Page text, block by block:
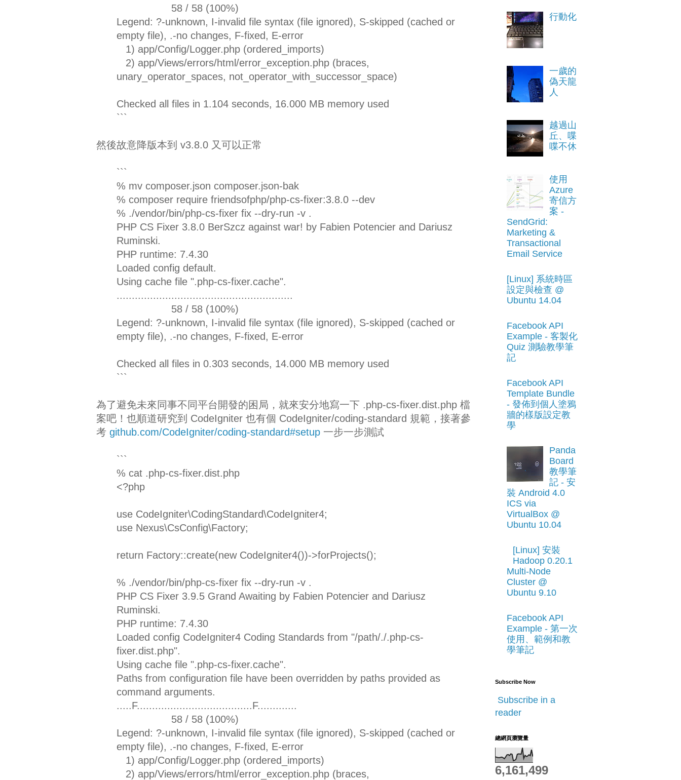
58 / 58 (100%)
Legend: ?-unknown, I-invalid file syntax (file ignored), S-skipped (cached or
empty file), .-no changes, F-fixed, E-error
1) app/Config/Logger.php (ordered_imports)
2) app/Views/errors/html/error_exception.php (braces,
unary_operator_spaces, not_operator_with_successor_space)
Checked all files in 1.104 seconds, 16.000 MB memory used
```
然後故意降版本到 v3.8.0 又可以正常
```
% mv composer.json composer.json-bak
% composer require friendsofphp/php-cs-fixer:3.8.0 --dev
% ./vendor/bin/php-cs-fixer fix --dry-run -v .
PHP CS Fixer 3.8.0 BerSzcz against war! by Fabien Potencier and Dariusz
Ruminski.
PHP runtime: 7.4.30
Loaded config default.
Using cache file ".php-cs-fixer.cache".
..........................................................
58 / 58 (100%)
Legend: ?-unknown, I-invalid file syntax (file ignored), S-skipped (cached or
empty file), .-no changes, F-fixed, E-error
Checked all files in 0.303 seconds, 14.000 MB memory used
```
為了避免未來同事不同平台開發的困局，就來安分地寫一下 .php-cs-fixer.dist.php 檔
案吧！也順道研究到 CodeIgniter 也有個 CodeIgniter/coding-standard 規範，接著參
考 github.com/CodeIgniter/coding-standard#setup 一步一步測試
```
% cat .php-cs-fixer.dist.php
<?php
use CodeIgniter\CodingStandard\CodeIgniter4;
use Nexus\CsConfig\Factory;
return Factory::create(new CodeIgniter4())->forProjects();
% ./vendor/bin/php-cs-fixer fix --dry-run -v .
PHP CS Fixer 3.9.5 Grand Awaiting by Fabien Potencier and Dariusz
Ruminski.
PHP runtime: 7.4.30
Loaded config CodeIgniter4 Coding Standards from "/path/./.php-cs-
fixer.dist.php".
Using cache file ".php-cs-fixer.cache".
Paths from configuration file have been overridden by paths provided as
command arguments.
.....F......................................F.............
58 / 58 (100%)
Legend: ?-unknown, I-invalid file syntax (file ignored), S-skipped (cached or
empty file), .-no changes, F-fixed, E-error
1) app/Config/Logger.php (ordered_imports)
2) app/Views/errors/html/error_exception.php (braces,
行動化
一歲的
偽天龍
人
越過山
丘、喋
喋不休
使用
Azure
寄信方
案 -
SendGrid:
Marketing &
Transactional
Email Service
[Linux] 系統時區
設定與檢查 @
Ubuntu 14.04
Facebook API
Example - 客製化
Quiz 測驗教學筆
記
Facebook API
Template Bundle
- 發佈到個人塗鴉
牆的樣版設定教
學
Panda
Board
教學筆
記 - 安
裝 Android 4.0
ICS via
VirtualBox @
Ubuntu 10.04
[Linux] 安裝
Hadoop 0.20.1
Multi-Node
Cluster @
Ubuntu 9.10
Facebook API
Example - 第一次
使用、範例和教
學筆記
Subscribe Now
Subscribe in a
reader
總網頁瀏覽量
6,161,499